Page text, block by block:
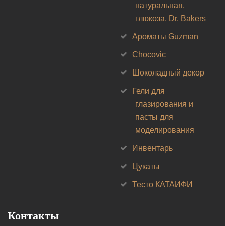
натуральная,
глюкоза, Dr. Bakers
Ароматы Guzman
Chocovic
Шоколадный декор
Гели для
глазирования и
пасты для
моделирования
Инвентарь
Цукаты
Тесто КАТАИФИ
Контакты